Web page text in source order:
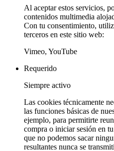
Al aceptar estos servicios,
contenidos multimedia
Con tu consentimiento,
terceros en este sitio web:
Vimeo, YouTube
Requerido
Siempre activo
Las cookies técnicamente
las funciones básicas de
ejemplo, para permitirte
compra o iniciar sesión en
que no podemos sacar
resultantes nunca se